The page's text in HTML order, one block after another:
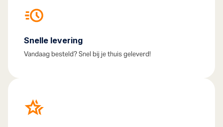
Snelle levering
Vandaag besteld? Snel bij je thuis geleverd!